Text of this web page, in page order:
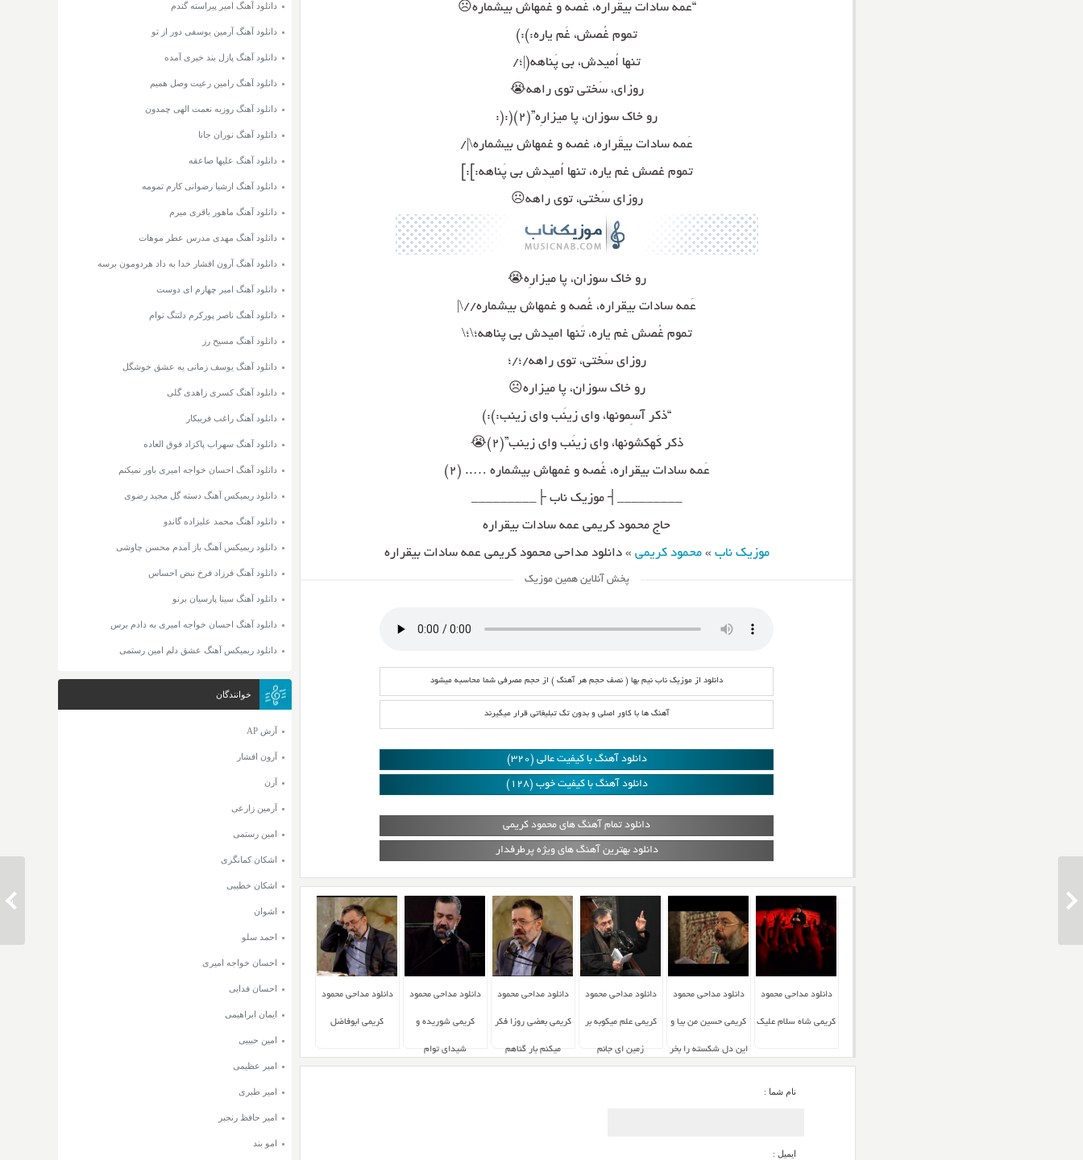
“عمه سادات بیقَراره، غُصه و غمهاش بیشماره☹
تموم غُصش، غَم یاره:):)
تنها اُمیدش، بی پَناهه(|؛/
روزای، سَختی توی راهه😭
رو خاک سوزان، پا میزارِه”(۲)(:(:
عَمه سادات بیقَراره، غصه و غمهاش بیشماره\|/
تموم غصش غم یاره، تنها اُمیدش بی پَناهه:]:]
روزای سَختی، توی راهه☹
رو خاک سوزان، پا میزارِه😭
عَمه سادات بیقراره، غُصه و غمهاش بیشماره//\|
تموم غُصش غم یاره، تَنها امیدش بی پناهه؛\؛\
روزای سَختی، توی راهه/؛/؛
رو خاک سوزان، پا میزاره☹
“ذکر آسِمونها، وای زینَب وای زینب:):)
ذکر کَهکشونها، وای زینَب وای زینب”(۲)😭
عَمه سادات بیقراره، غُصه و غمهاش بیشماره ….. (۲)
_________┤ موزیک ناب ├_________
حاج محمود کریمی عمه سادات بیقراره
موزیک ناب »محمود کریمی »دانلود مداحی محمود کریمی عمه سادات بیقراره
پخش آنلاین همین موزیک
دانلود از موزیک ناب نیم بها ( نصف حجم هر آهنگ ) از حجم مصرفی شما محاسبه میشود
آهنگ ها با کاور اصلی و بدون تگ تبلیغاتی قرار میگیرند
دانلود آهنگ با کیفیت عالی (320)
دانلود آهنگ با کیفیت خوب (128)
دانلود تمام آهنگ های محمود کریمی
دانلود بهترین آهنگ های ویژه پرطرفدار
دانلود مداحی محمود
کریمی شاه سلام علیک
دانلود مداحی محمود
کریمی حسین من بیا و
این دل شکسته را بخر
دانلود مداحی محمود
کریمی علم میکوبه بر
زمین ای جانم
دانلود مداحی محمود
کریمی بعضی روزا فکر
میکنم بار گناهم
دانلود مداحی محمود
کریمی شوریده و
شیدای توام
دانلود مداحی محمود
کریمی ابوفاضل
نام شما :
ایمیل :
دانلود آهنگ امیر پیراسته گندم
دانلود آهنگ آرمین یوسفی دور از تو
دانلود آهنگ پازل بند خبری آمده
دانلود آهنگ رامین رعیت وصل همیم
دانلود آهنگ روزبه نعمت الهی چمدون
دانلود آهنگ نوران جانا
دانلود آهنگ علیها صاعقه
دانلود آهنگ ارشیا رضوانی کارم تمومه
دانلود آهنگ ماهور باقری میرم
دانلود آهنگ مهدی مدرس عطر موهات
دانلود آهنگ آرون افشار خدا به داد هردومون برسه
دانلود آهنگ امیر چهارم ای دوست
دانلود آهنگ ناصر پورکرم دلتنگ توام
دانلود آهنگ مسیح رز
دانلود آهنگ یوسف زمانی یه عشق خوشگل
دانلود آهنگ کسری زاهدی گلی
دانلود آهنگ راغب فریبکار
دانلود آهنگ سهراب پاکزاد فوق العاده
دانلود آهنگ احسان خواجه امیری باور نمیکنم
دانلود ریمیکس آهنگ دسته گل مجید رضوی
دانلود آهنگ محمد علیزاده گاندو
دانلود ریمیکس آهنگ باز آمدم محسن چاوشی
دانلود آهنگ فرزاد فرخ نبض احساس
دانلود آهنگ سینا پارسیان برنو
دانلود آهنگ احسان خواجه امیری به دادم برس
دانلود ریمیکس آهنگ عشق دلم امین رستمی
خوانندگان
آرش AP
آرون افشار
آرن
آرمین زارعی
امین رستمی
اشکان کمانگری
اشکان خطیبی
اشوان
احمد سلو
احسان خواجه امیری
احسان فدایی
ایمان ابراهیمی
امین حبیبی
امیر عظیمی
امیر طبری
امیر حافظ رنجبر
امو بند